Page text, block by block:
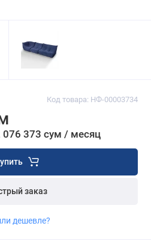
Код товара: НФ-00003734
076 373 сум / месяц
заказ
дешевле?